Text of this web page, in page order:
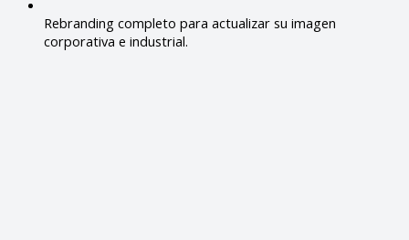
Rebranding completo para actualizar su imagen
corporativa e industrial.